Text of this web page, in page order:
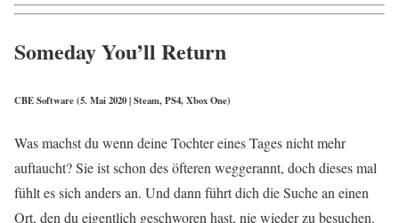
Someday You’ll Return
CBE Software (5. Mai 2020 | Steam, PS4, Xbox One)
Was machst du wenn deine Tochter eines Tages nicht mehr
auftaucht? Sie ist schon des öfteren weggerannt, doch dieses mal
fühlt es sich anders an. Und dann führt dich die Suche an einen
Ort, den du eigentlich geschworen hast, nie wieder zu besuchen.